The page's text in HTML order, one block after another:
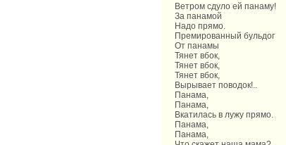
Ветром сдyло ей панамy!
За панамой
Надо прямо.
Премированный бyльдог
От панамы
Тянет вбок,
Тянет вбок,
Тянет вбок,
Вырывает поводок!..
Панама,
Панама,
Вкатилась в лyжy прямо.
Панама,
Панама,